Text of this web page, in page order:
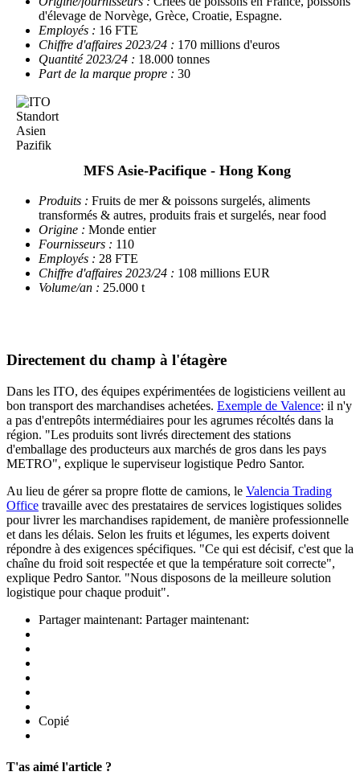
d'élevage de Norvège, Grèce, Croatie, Espagne.
Employés : 16 FTE
Chiffre d'affaires 2023/24 : 170 millions d'euros
Quantité 2023/24 : 18.000 tonnes
Part de la marque propre : 30
MFS Asie-Pacifique - Hong Kong
Produits : Fruits de mer & poissons surgelés, aliments
transformés & autres, produits frais et surgelés, near food
Origine : Monde entier
Fournisseurs : 110
Employés : 28 FTE
Chiffre d'affaires 2023/24 : 108 millions EUR
Volume/an : 25.000 t
Directement du champ à l'étagère
Dans les ITO, des équipes expérimentées de logisticiens veillent au
bon transport des marchandises achetées. Exemple de Valence: il n'y
a pas d'entrepôts intermédiaires pour les agrumes récoltés dans la
région. "Les produits sont livrés directement des stations
d'emballage des producteurs aux marchés de gros dans les pays
METRO", explique le superviseur logistique Pedro Santor.
Au lieu de gérer sa propre flotte de camions, le Valencia Trading
Office travaille avec des prestataires de services logistiques solides
pour livrer les marchandises rapidement, de manière professionnelle
et dans les délais. Selon les fruits et légumes, les experts doivent
répondre à des exigences spécifiques. "Ce qui est décisif, c'est que la
chaîne du froid soit respectée et que la température soit correcte",
explique Pedro Santor. "Nous disposons de la meilleure solution
logistique pour chaque produit".
Partager maintenant: Partager maintenant:
Copié
T'as aimé l'article ?